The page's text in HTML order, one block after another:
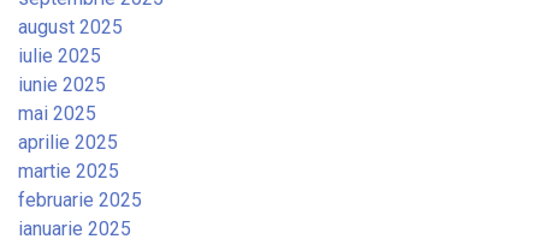
august 2025
iulie 2025
iunie 2025
mai 2025
aprilie 2025
martie 2025
februarie 2025
ianuarie 2025